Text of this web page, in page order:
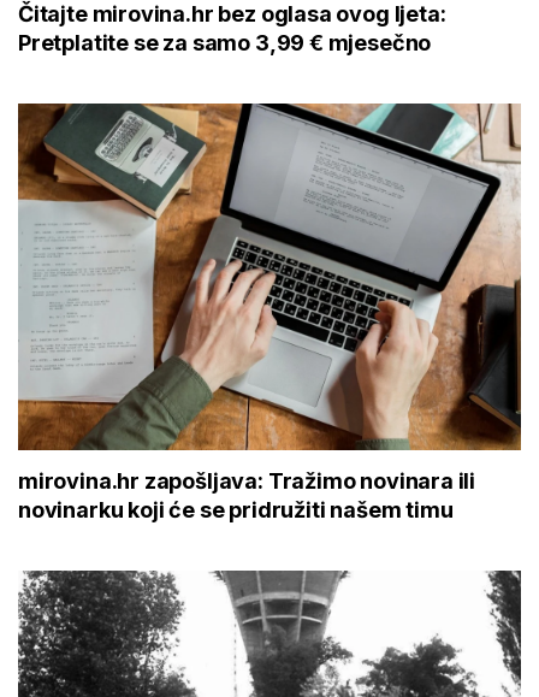
Čitajte mirovina.hr bez oglasa ovog ljeta:
Pretplatite se za samo 3,99 € mjesečno
mirovina.hr zapošljava: Tražimo novinara ili
novinarku koji će se pridružiti našem timu